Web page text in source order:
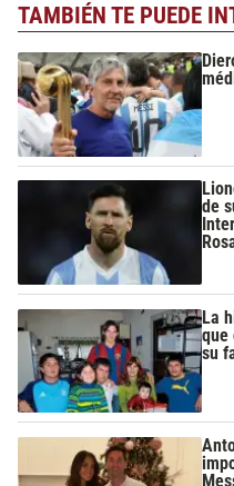
TAMBIÉN TE PUEDE
de
La
que
su